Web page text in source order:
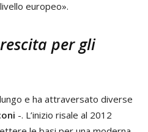
europeo».
per gli
e ha attraversato diverse
-. L’inizio risale al 2012